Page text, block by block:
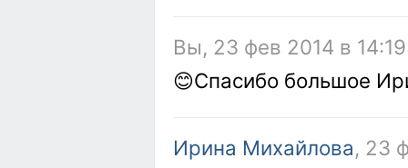
Вы, 23 фев 2014 в
😊Спасибо большое
Ирина Михайлова, 23